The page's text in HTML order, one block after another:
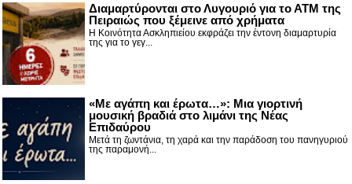
Διαμαρτύρονται στο Λυγουριό για το ΑΤΜ της
Πειραιώς που ξέμεινε από χρήματα
Η Κοινότητα Ασκληπιείου εκφράζει την έντονη διαμαρτυρία
της για το γεγ...
«Με αγάπη και έρωτα…»: Μια γιορτινή
μουσική βραδιά στο λιμάνι της Νέας
Επιδαύρου
Μετά τη ζωντάνια, τη χαρά και την παράδοση του πανηγυριού
της παραμονή...